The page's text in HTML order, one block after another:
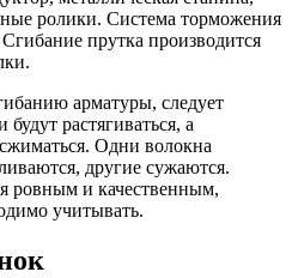
ролики. Система торможения
прутка производится
арматуры, следует
будут растягиваться, а
Одни волокна
другие сужаются.
ровным и качественным,
учитывать.